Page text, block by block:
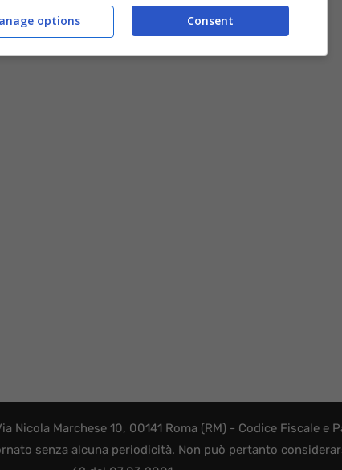
Nicola Marchese 10, 00141 Roma (RM) - Codice Fiscale e
senza alcuna periodicità. Non può pertanto
Consent
options